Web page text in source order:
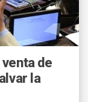
de
la